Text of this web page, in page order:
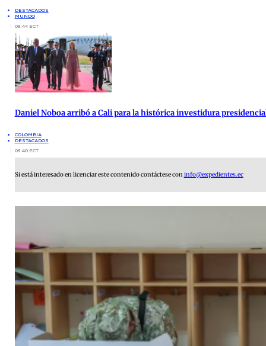
DESTACADOS
MUNDO
09:44 ECT
Daniel Noboa arribó a Cali para la histórica investidura
COLOMBIA
DESTACADOS
09:40 ECT
Si está interesado en licenciar este contenido contáctese coninfo@expedientes.ec